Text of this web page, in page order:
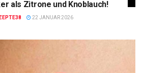
als Zitrone und Knoblauch!
22 JANUAR 2026